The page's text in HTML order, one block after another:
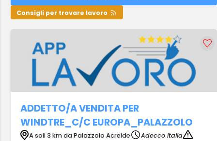
Consigli per trovare lavoro
ADDETTO/A VENDITA PER
WINDTRE_C/C EUROPA_PALAZZOLO
A soli 3 km da Palazzolo Acreide
Adecco Italia